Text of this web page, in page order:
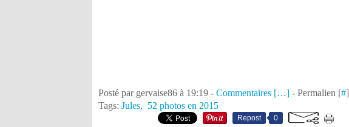
Posté par gervaise86 à 19:19 - Commentaires […] - Permalien [#]
Tags: Jules, 52 photos en 2015
Repost 0